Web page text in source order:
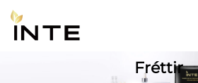
Fréttir